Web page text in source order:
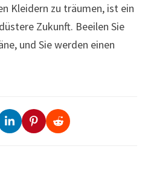
Kleidern zu träumen, ist ein
Zukunft. Beeilen Sie
und Sie werden einen